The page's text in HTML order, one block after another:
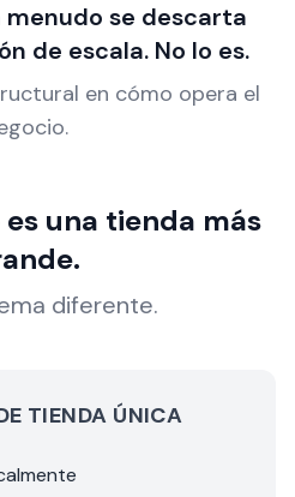
se descarta
de escala. No lo es.
en cómo opera el
una tienda más
diferente.
TIENDA ÚNICA